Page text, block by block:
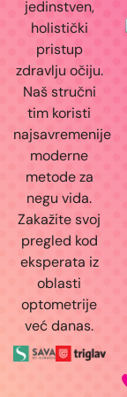
jedinstven,
holistički
pristup
zdravlju očiju.
Naš stručni
tim koristi
najsavremenije
moderne
metode za
negu vida.
Zakažite svoj
pregled kod
eksperata iz
oblasti
optometrije
već danas.